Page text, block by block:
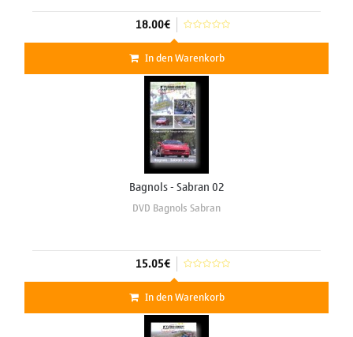
18.00€
In den Warenkorb
Bagnols - Sabran 02
DVD Bagnols Sabran
15.05€
In den Warenkorb